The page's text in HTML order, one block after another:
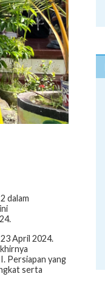
dalam
April 2024.
Persiapan yang
serta